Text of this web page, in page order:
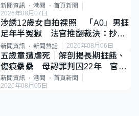
元
新聞資訊 港聞
首頁新聞
2026年08月07日
涉誘12歲女自拍祼照 「A0」男捱
足年半冤獄 法官推翻裁決：抄錯
標點
新聞資訊 新聞熱話 2026年08月06日
五歲童遭虐死｜解剖揭長期捱餓、
傷痕纍纍 母認罪判囚22年 官斥
冷血：同類案最惡劣
新聞資訊 港聞
首頁新聞
2026年08月05日